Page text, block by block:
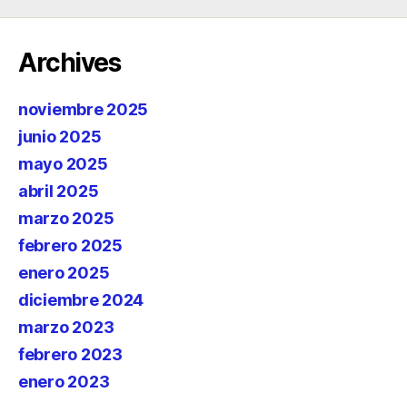
Archives
noviembre 2025
junio 2025
mayo 2025
abril 2025
marzo 2025
febrero 2025
enero 2025
diciembre 2024
marzo 2023
febrero 2023
enero 2023